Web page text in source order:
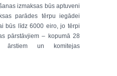
izmaksas būs aptuveni
parādes tērpu iegādei
būs līdz 6000 eiro, jo tērpi
pārstāvjiem – kopumā 28
ārstiem un komitejas